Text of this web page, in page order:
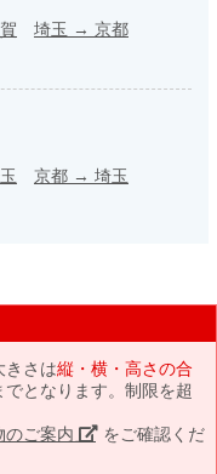
埼玉 → 京都
京都 → 埼玉
きさは縦・横・高さの合
でとなります。制限を超
のご案内」 をご確認くだ